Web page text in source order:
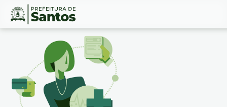
Ir
Conteúdo